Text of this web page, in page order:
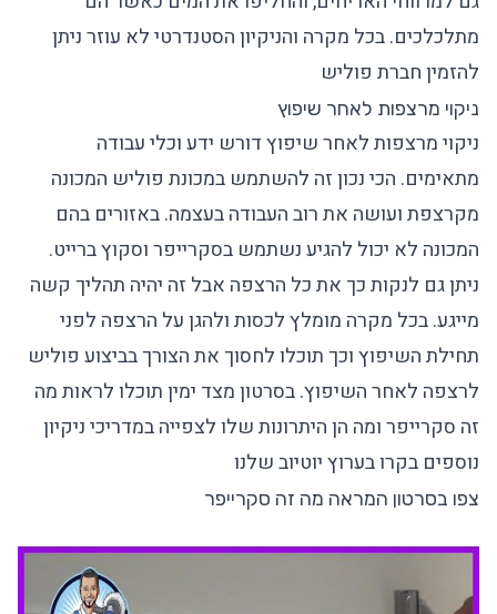
מתלכלכים. בכל מקרה והניקיון הסטנדרטי לא עוזר ניתן
להזמיןחברת פוליש
ניקוי מרצפות לאחר שיפוץ
ניקוי מרצפות לאחר שיפוץ דורש ידע וכלי עבודה
מתאימים. הכי נכון זה להשתמש במכונת פוליש המכונה
מקרצפת ועושה את רוב העבודה בעצמה. באזורים בהם
המכונה לא יכול להגיע נשתמש בסקרייפר וסקוץ ברייט.
ניתן גם לנקות כך את כל הרצפה אבל זה יהיה תהליך קשה
מייגע. בכל מקרה מומלץ לכסות ולהגן על הרצפה לפני
תחילת השיפוץ וכך תוכלו לחסוך את הצורך בביצוע פוליש
לרצפה לאחר השיפוץ. בסרטון מצד ימין תוכלו לראות מה
זה סקרייפר ומה הן היתרונות שלו לצפייה במדריכי ניקיון
נוספים בקרובערוץ יוטיוב שלנו
צפו בסרטון המראה מה זה סקרייפר